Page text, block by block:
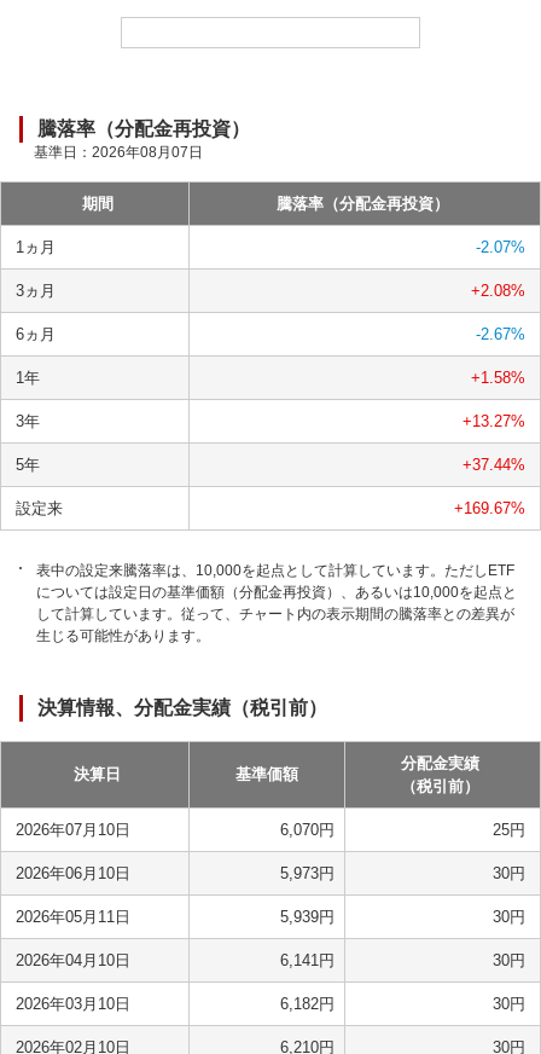
騰落率（分配金再投資）
基準日： 2026年08月07日
期間 騰落率（分配金再投資）
1ヵ月 -2.07%
3ヵ月 +2.08%
6ヵ月 -2.67%
1年 +1.58%
3年 +13.27%
5年 +37.44%
設定来 +169.67%
表中の設定来騰落率は、10,000を起点として計算しています。ただしETF
については設定日の基準価額（分配金再投資）、あるいは10,000を起点と
して計算しています。従って、チャート内の表示期間の騰落率との差異が
生じる可能性があります。
決算情報、分配金実績（税引前）
決算日 基準価額
分配金実績
（税引前）
2026年07月10日 6,070円 25円
2026年06月10日 5,973円 30円
2026年05月11日 5,939円 30円
2026年04月10日 6,141円 30円
2026年03月10日 6,182円 30円
2026年02月10日 6,210円 30円